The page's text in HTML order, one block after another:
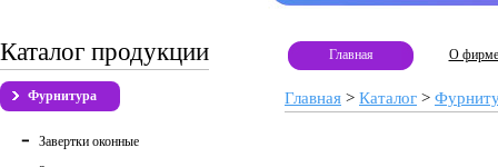
Каталог продукции
Фурнитура
Завертки оконные
Главная О фирме
Главная > Каталог >